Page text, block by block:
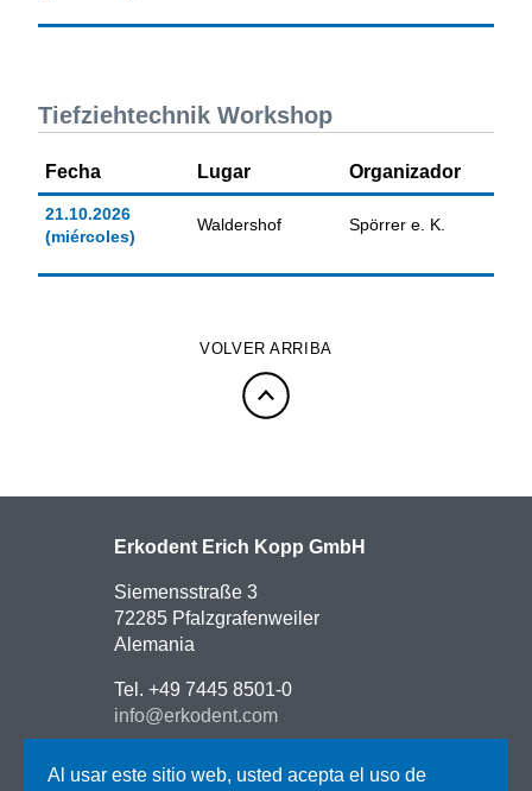
Tiefziehtechnik Workshop
Fecha Lugar Organizador
21.10.2026
(miércoles)
Waldershof Spörrer e. K.
VOLVER ARRIBA
Erkodent Erich Kopp GmbH
Siemensstraße 3
72285 Pfalzgrafenweiler
Alemania
Tel. +49 7445 8501-0
info@erkodent.com
Como llegar
Al usar este sitio web, usted acepta el uso de